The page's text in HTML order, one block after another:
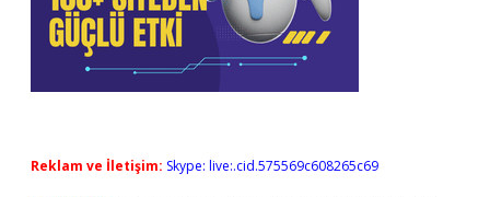
Reklam ve İletişim: Skype: live:.cid.575569c608265c69